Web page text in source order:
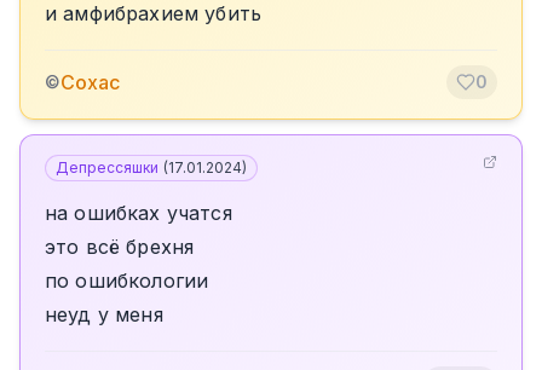
и амфибрахием убить
©Сохас 0
Депрессяшки (17.01.2024)
на ошибках учатся
это всё брехня
по ошибкологии
неуд у меня